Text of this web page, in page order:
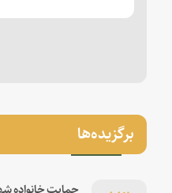
برگزیده‌ها
حمایت خانواده